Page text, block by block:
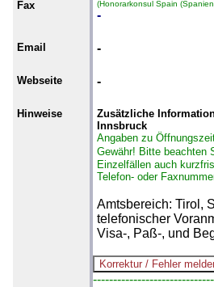
Fax (Honorarkonsul Spain
-
Email -
Webseite -
Hinweise
Zusätzliche
Innsbruck
Angaben zu
Gewähr! Bitte beachten
Einzelfällen auch
Telefon- oder
Amtsbereich: Tirol,
telefonischer
Visa-, Paß-, und